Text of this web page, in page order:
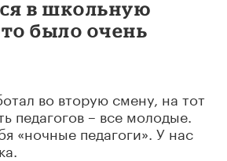
в школьную
было очень
во вторую смену, на тот
педагогов – все молодые.
«ночные педагоги». У нас